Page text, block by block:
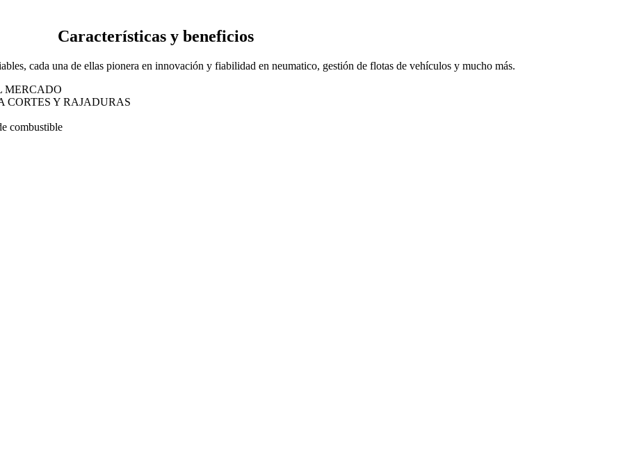
Características y beneficios
cada una de ellas pionera en innovación y fiabilidad en neumatico, gestión de flotas de vehículos y mucho más.
MERCADO
CORTES Y RAJADURAS
combustible